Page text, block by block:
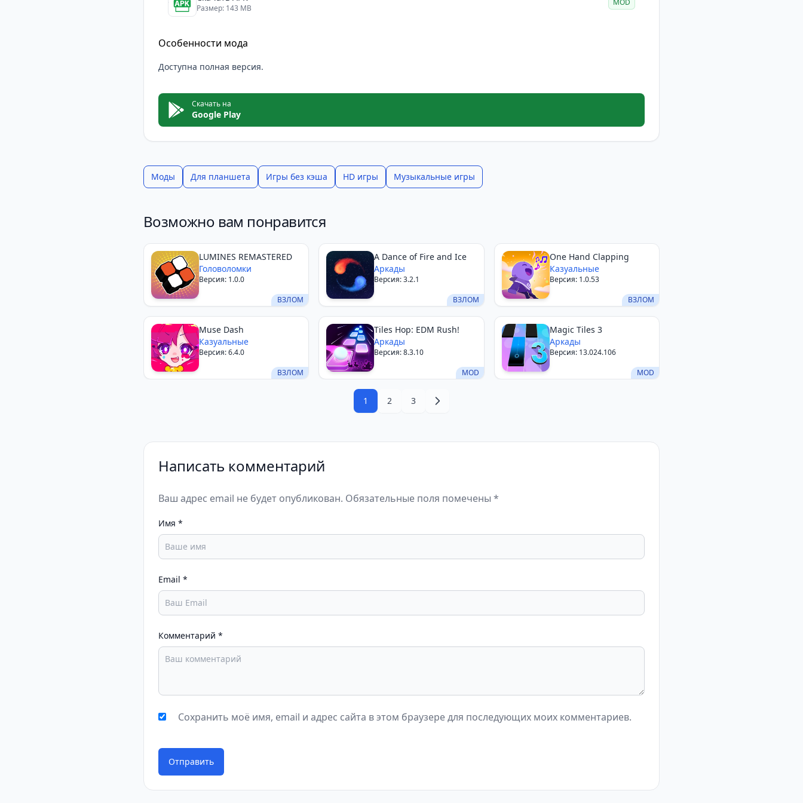
Размер: 143 MB
MOD
Особенности мода
Доступна полная версия.
Скачать на
Google Play
Моды Для планшета Игры без кэша HD игры Музыкальные игры
Возможно вам понравится
ВЗЛОМ
LUMINES REMASTERED
Головоломки
Версия: 1.0.0
ВЗЛОМ
A Dance of Fire and Ice
Аркады
Версия: 3.2.1
ВЗЛОМ
One Hand Clapping
Казуальные
Версия: 1.0.53
ВЗЛОМ
Muse Dash
Казуальные
Версия: 6.4.0
MOD
Tiles Hop: EDM Rush!
Аркады
Версия: 8.3.10
MOD
Magic Tiles 3
Аркады
Версия: 13.024.106
1 2 3
Написать комментарий
Ваш адрес email не будет опубликован. Обязательные поля помечены *
Имя *
Email *
Комментарий *
Сохранить моё имя, email и адрес сайта в этом браузере для последующих моих комментариев.
Отправить